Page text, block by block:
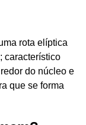
rota elíptica
característico
do núcleo e
que se forma